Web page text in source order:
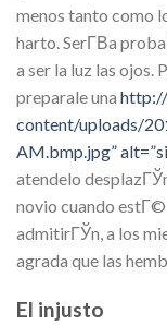
menos tanto como
harto. SerГ­В­a
a ser la luz las ojos.
preparale una
content/uploads/
AM.bmp.jpg”
atendelo
novio cuando
admitirГЎn, a los
agrada que las
El injusto